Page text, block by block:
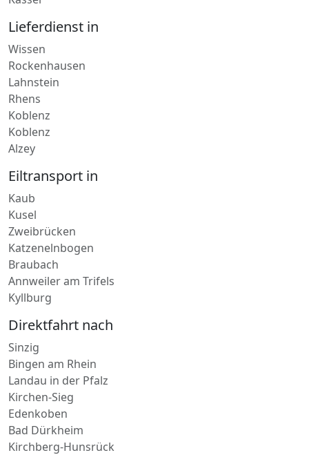
Lieferdienst in
Wissen
Rockenhausen
Lahnstein
Rhens
Koblenz
Koblenz
Eiltransport in
Kaub
Kusel
Zweibrücken
Katzenelnbogen
Braubach
Annweiler am Trifels
Direktfahrt nach
Sinzig
Bingen am Rhein
Landau in der Pfalz
Kirchen-Sieg
Edenkoben
Bad Dürkheim